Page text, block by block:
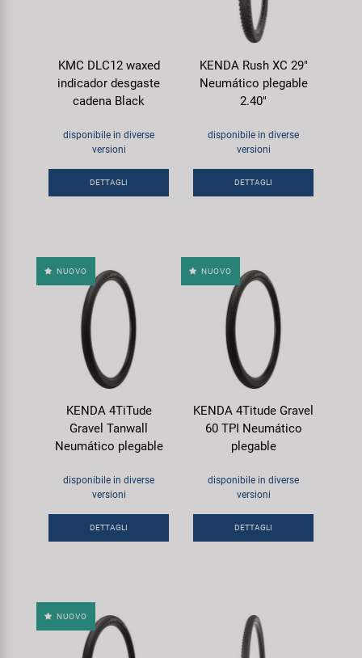
KMC DLC12 waxed
indicador desgaste
cadena Black
disponibile in diverse
versioni
DETTAGLI
KENDA Rush XC 29"
Neumático plegable
2.40"
disponibile in diverse
versioni
DETTAGLI
NUOVO
KENDA 4TiTude
Gravel Tanwall
Neumático plegable
disponibile in diverse
versioni
DETTAGLI
NUOVO
KENDA 4Titude Gravel
60 TPI Neumático
plegable
disponibile in diverse
versioni
DETTAGLI
NUOVO